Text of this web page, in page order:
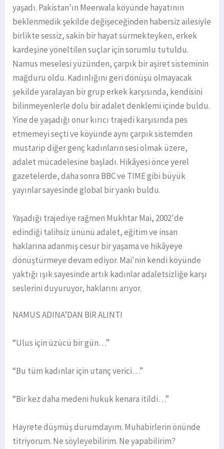
yaşadı. Pakistan'ın Meerwala köyünde hayatının
beklenmedik şekilde değişeceğinden habersiz ailesiyle
birlikte sessiz, sakin bir hayat sürmekteyken, erkek
kardeşine yöneltilen suçlar için sorumlu tutuldu.
Namus meselesi yüzünden, çarpık bir aşiret sisteminin
mağduru oldu. Kadınlığını geri dönüşü olmayacak
şekilde yaralayan bir grup erkek karşısında, kendisini
bilinmeyenlerle dolu bir adalet denklemi içinde buldu.
Yine de yaşadığı onur kırıcı trajedi karşısında pes
etmemeyi seçti ve köyünde aynı çarpık sistemden
mustarip diğer genç kadınların sesi olmak üzere,
adalet mücadelesine başladı. Hikâyesi önce yerel
gazetelerde, daha sonra BBC ve TIME gibi büyük
yayınlar sayesinde global bir yankı buldu.
Yaşadığı trajediye rağmen Mukhtar Mai, 2002'de
edindiği talihsiz ününü adalet, eğitim ve insan
haklarına adanmış cesur bir yaşama ve hikâyeye
dönüştürmeye devam ediyor. Mai'nin kendi köyünde
yaktığı ışık sayesinde artık kadınlar adaletsizliğe karşı
seslerini duyuruyor, haklarını arıyor.
NAMUS ADINA’DAN BİR ALINTI
“Ulus için üzücü bir gün…”
“Bu tüm kadınlar için utanç verici…”
“Bir kez daha medeni hukuk kenara itildi…”
Hayrete düşmüş durumdayım. Muhabirlerin önünde
titriyorum. Ne söyleyebilirim. Ne yapabilirim?